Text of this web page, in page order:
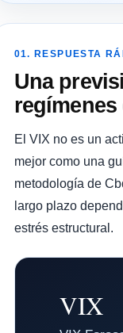
01. RESPUESTA
Una
El VIX no es un
mejor como una
metodología de
largo plazo
estrés estructural.